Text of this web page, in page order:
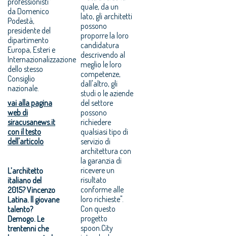
da Domenico
Podestà,
presidente del
dipartimento
Europa, Esteri e
Internazionalizzazione
dello stesso
Consiglio
nazionale.
vai alla pagina
web di
siracusanews.it
con il testo
dell'articolo
L’architetto
italiano del
2015? Vincenzo
Latina. ll giovane
talento?
Demogo. Le
trentenni che
quale, da un
lato, gli architetti
possono
proporre la loro
candidatura
descrivendo al
meglio le loro
competenze,
dall'altro, gli
studi o le aziende
del settore
possono
richiedere
qualsiasi tipo di
servizio di
architettura con
la garanzia di
ricevere un
risultato
conforme alle
loro richieste".
Con questo
progetto
spoon.City